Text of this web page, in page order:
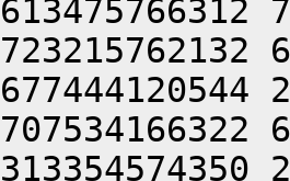
613475766312
723215762132
677444120544
707534166322
313354574350